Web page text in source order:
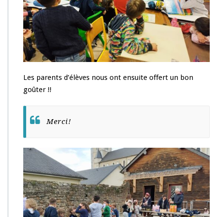
Les parents d’élèves nous ont ensuite offert un bon
goûter !!
Merci!